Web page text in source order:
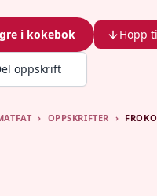
i kokebok Hopp
oppskrift
› OPPSKRIFTER ›